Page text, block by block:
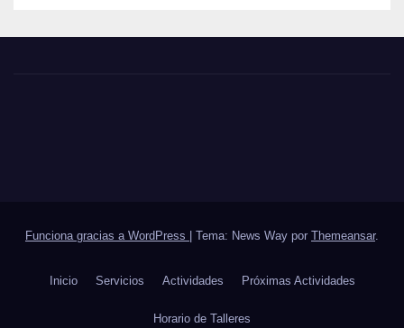
Funciona gracias a WordPress Tema: News Way por Themeansar.
Inicio Servicios Actividades Próximas Actividades
Horario de Talleres